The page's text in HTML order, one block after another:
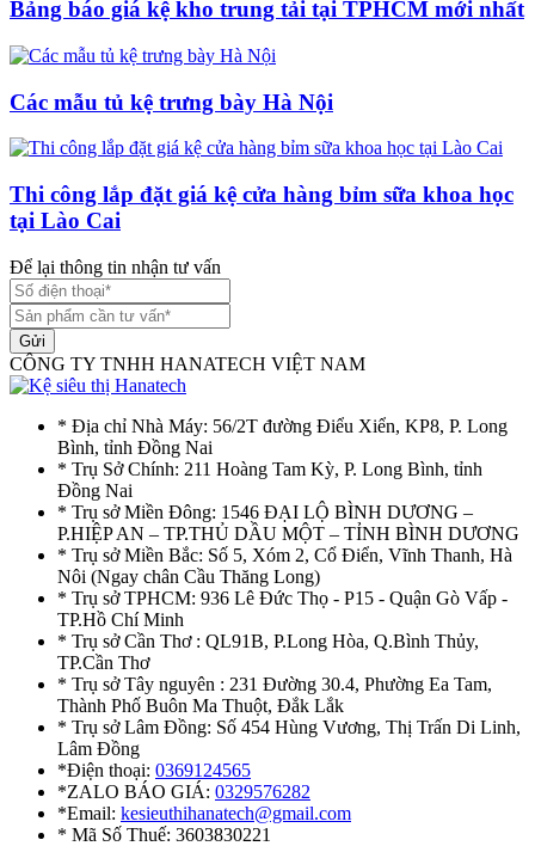
Bảng báo giá kệ kho trung tải tại TPHCM mới nhất
Các mẫu tủ kệ trưng bày Hà Nội
Thi công lắp đặt giá kệ cửa hàng bỉm sữa khoa học
tại Lào Cai
Để lại thông tin nhận tư vấn
Gửi
CÔNG TY TNHH HANATECH VIỆT NAM
* Địa chỉ Nhà Máy: 56/2T đường Điểu Xiển, KP8, P. Long
Bình, tỉnh Đồng Nai
* Trụ Sở Chính: 211 Hoàng Tam Kỳ, P. Long Bình, tỉnh
Đồng Nai
* Trụ sở Miền Đông: 1546 ĐẠI LỘ BÌNH DƯƠNG –
P.HIỆP AN – TP.THỦ DẦU MỘT – TỈNH BÌNH DƯƠNG
* Trụ sở Miền Bắc: Số 5, Xóm 2, Cổ Điển, Vĩnh Thanh, Hà
Nôi (Ngay chân Cầu Thăng Long)
* Trụ sở TPHCM: 936 Lê Đức Thọ - P15 - Quận Gò Vấp -
TP.Hồ Chí Minh
* Trụ sở Cần Thơ : QL91B, P.Long Hòa, Q.Bình Thủy,
TP.Cần Thơ
* Trụ sở Tây nguyên : 231 Đường 30.4, Phường Ea Tam,
Thành Phố Buôn Ma Thuột, Đắk Lắk
* Trụ sở Lâm Đồng: Số 454 Hùng Vương, Thị Trấn Di Linh,
Lâm Đồng
*Điện thoại: 0369124565
*ZALO BÁO GIÁ: 0329576282
*Email: kesieuthihanatech@gmail.com
* Mã Số Thuế: 3603830221